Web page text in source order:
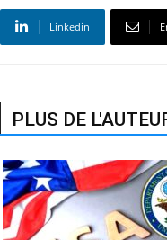
Linkedin
PLUS DE